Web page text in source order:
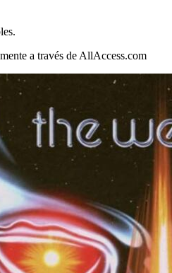
a través de AllAccess.com